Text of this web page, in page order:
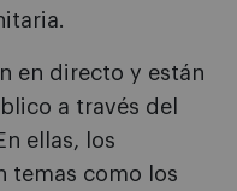
en directo y están
a través del
ellas, los
temas como los